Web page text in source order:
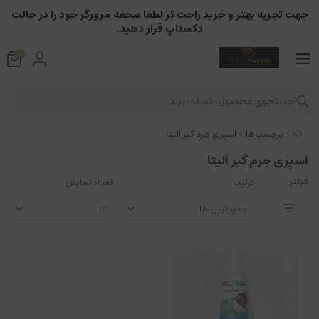
برچسب‌ها اسپری جرم گیر آلیتا
اسپری جرم گیر آلیتا
فیلتر ترتیب تعداد نمایش
جهت تجربه بهتر و خرید راحت تر لطفا صحفه مرورگر خود را در حالت
دکستاپ قرار دهید.
0
جستجوی محصول، دسته، برند...